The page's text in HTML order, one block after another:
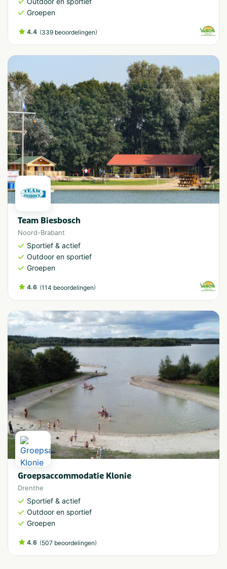
Groepen
4.4 (339 beoordelingen)
Team Biesbosch
Noord-Brabant
Sportief & actief
Outdoor en sportief
Groepen
4.6 (114 beoordelingen)
Groepsaccommodatie Klonie
Drenthe
Sportief & actief
Outdoor en sportief
Groepen
4.6 (507 beoordelingen)